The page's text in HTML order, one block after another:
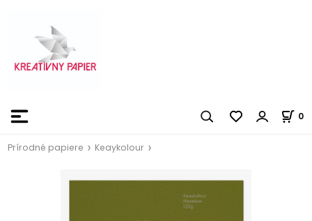
0
Prírodné papiere Keaykolour